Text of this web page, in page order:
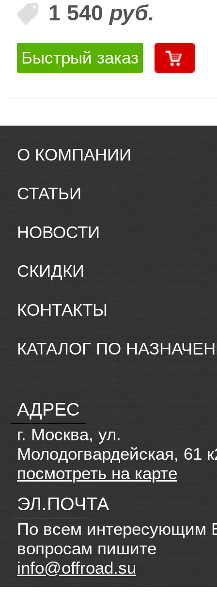
1 540 руб.
Быстрый заказ
О КОМПАНИИ
СТАТЬИ
НОВОСТИ
СКИДКИ
КОНТАКТЫ
КАТАЛОГ ПО
АДРЕС
г. Москва, ул.
Молодогвардейская, 61
посмотреть на карте
ЭЛ.ПОЧТА
По всем интересующим
вопросам пишите
info@offroad.su